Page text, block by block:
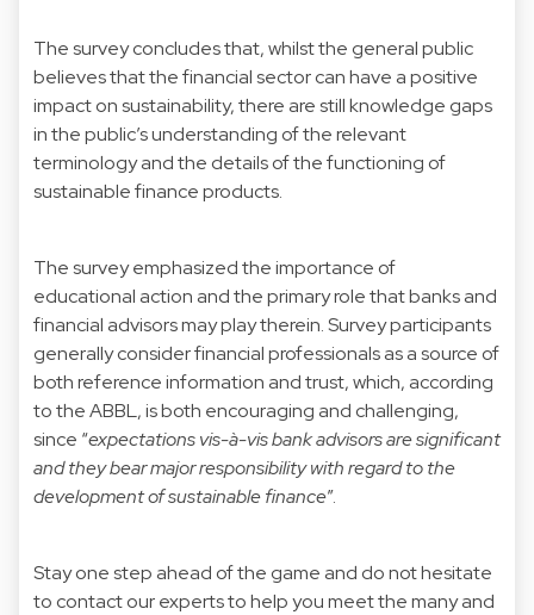
The survey concludes that, whilst the general public
believes that the financial sector can have a positive
impact on sustainability, there are still knowledge gaps
in the public’s understanding of the relevant
terminology and the details of the functioning of
sustainable finance products.
The survey emphasized the importance of
educational action and the primary role that banks and
financial advisors may play therein. Survey participants
generally consider financial professionals as a source of
both reference information and trust, which, according
to the ABBL, is both encouraging and challenging,
since “expectations vis-à-vis bank advisors are significant
and they bear major responsibility with regard to the
development of sustainable finance”.
Stay one step ahead of the game and do not hesitate
to contact our experts to help you meet the many and